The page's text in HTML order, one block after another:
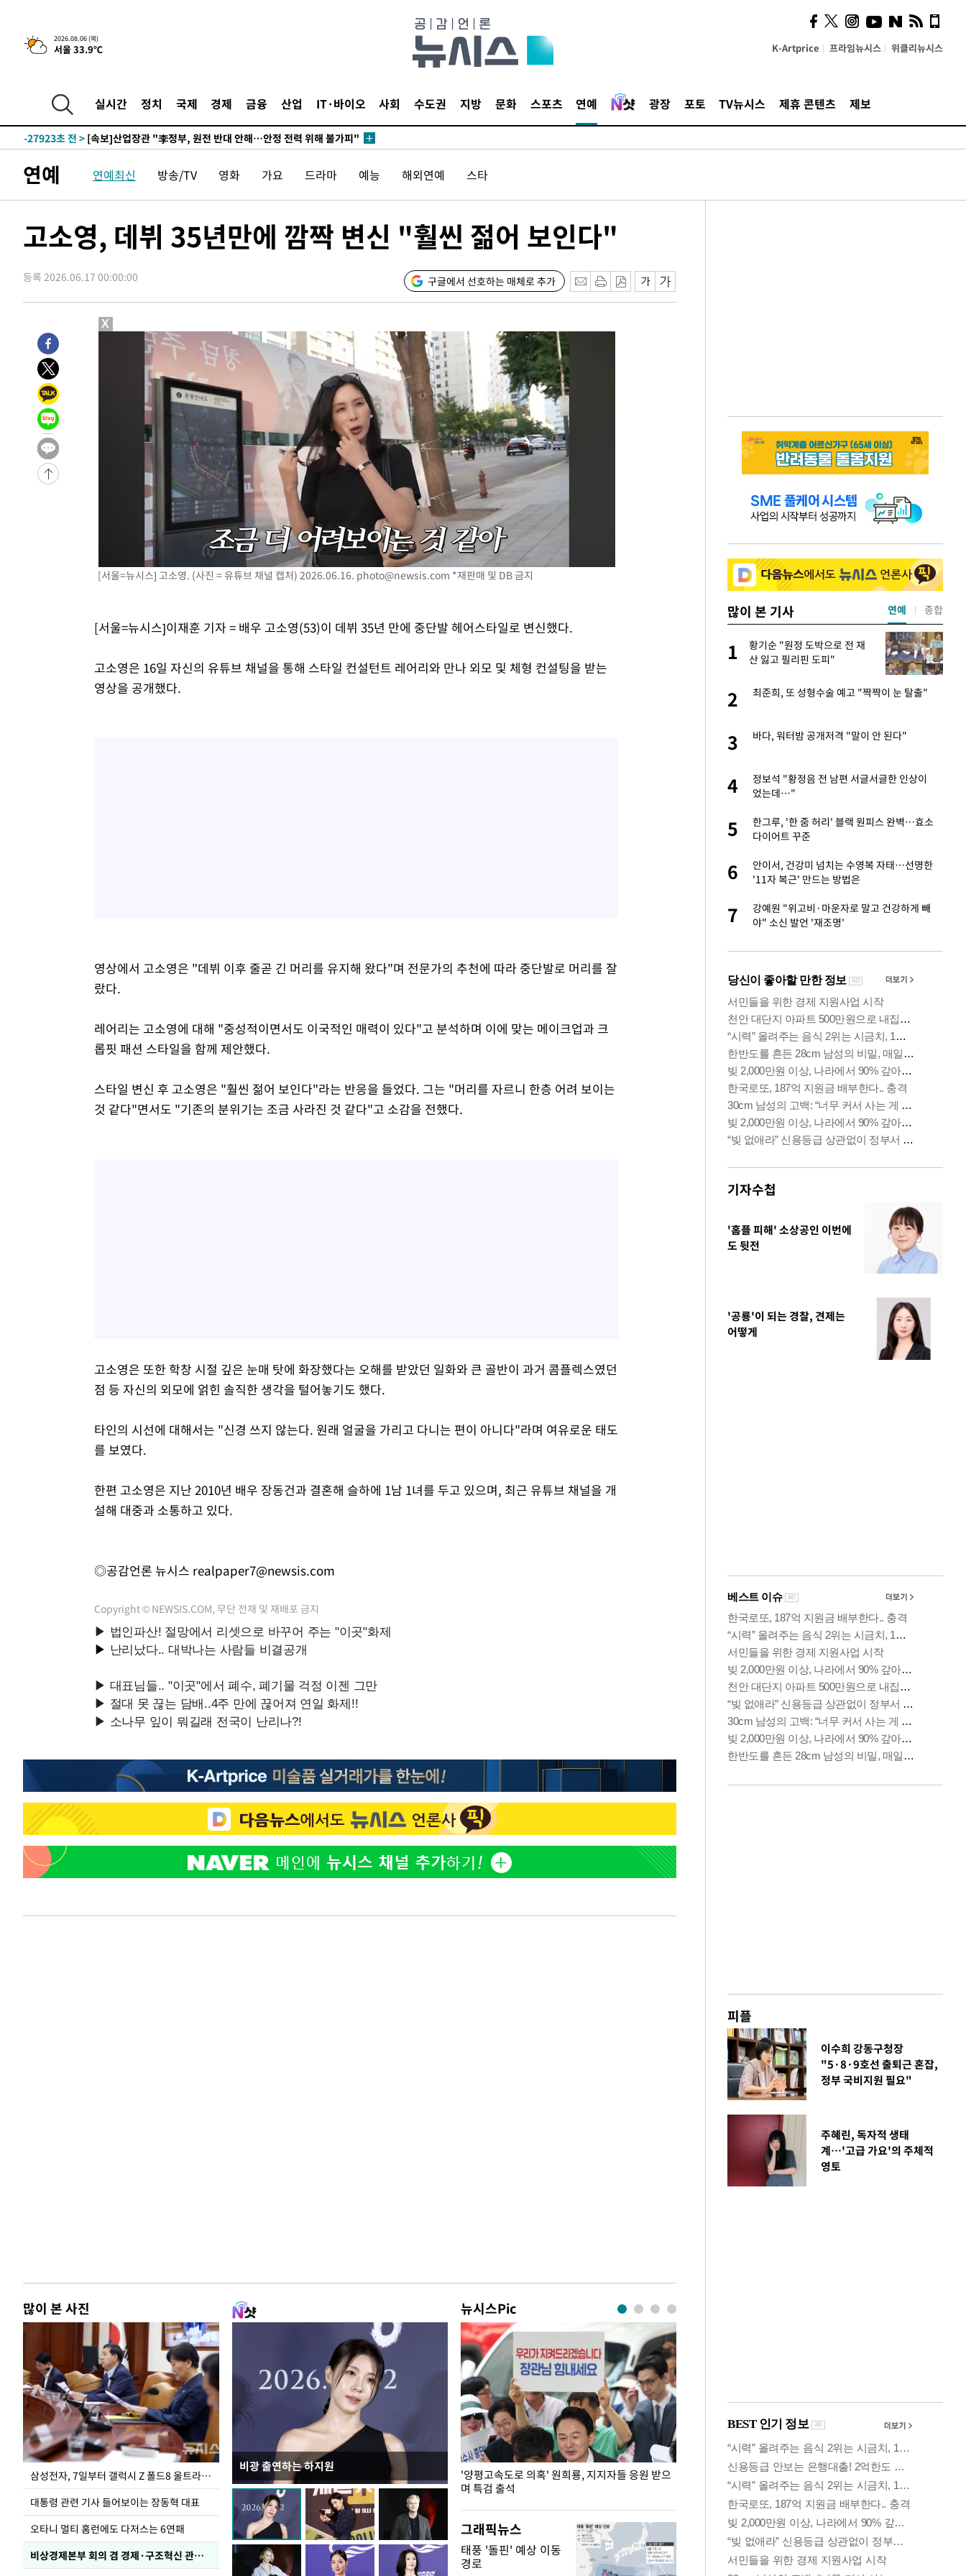
2026.08.06 (목)
서울 33.9℃ K-Artprice 프라임뉴시스 위클리뉴시스
실시간 정치 국제 경제 금융 산업 IT·바이오 사회 수도권 지방 문화 스포츠 연예 광장 포토 TV뉴시스 제휴 콘텐츠 제보
2시간 전 >[속보] "이란-오만, 호르무즈 해협 통행 항로 합의" 이란 외무부 대변인
-31425초 전 >
트럼프, 한국계 진보 주지사 후보 맹공…"공산주의가 최대 위협"
-31403초 전 >
-27923초 전 > [속보]산업장관 "李정부, 원전 반대 안해…안정 전력 위해 불가피"
색
-26007초 전 >
[속보]산업장관 "美무역법 제301조 과잉생산 결과 발표 8월 중 예
-25800초 전 >[속보]코스피 매도사이드카 발동…4%대 급락
-22633초 전 >서울 열대야 15일째 지속…비공식 '초열대야' 30도 넘어
-21183초 전 >[속보]코스피, 119.51포인트(1.81%) 내린 6478.75 개장
-17630초 전 >6월 경상수지 497.3억 달러…두 달 연속 사상 최대
서울 낮 39도 '폭염중대경보'…40도 관측 가능성도
-14943초 전 >
미 워싱턴주 스포캔 시의 통제불능 3개 산불, 방화선 일부 구축
-7116초 전 >
[속보] 호르무즈 해협 이란-오만 협상 기대속 뉴욕증시 혼조 마감 다
우 0.49%↑
-5471초 전 >
[속보] 이란 대통령 "지금 최고지도자와 소통하기가 매우 어려워" 취
임 3년 인터뷰
2시간 전 >
[속보] "이란-오만, 호르무즈 해협 통행 항로 합의" 이란 외무부 대변인
-31788초 전 >
내일까지 39도 '펄펄'…기상청 "태풍 지나며 폭염 잠시 꺾인다"
-31425초 전 >
트럼프, 한국계 진보 주지사 후보 맹공…"공산주의가 최대 위협"
-31403초 전 >
"美간섭에 합의 지연"…트럼프, '이란 호르무즈 통제권' 수용할까
-27923초 전 >
[속보]산업장관 "李정부, 원전 반대 안해…안정 전력 위해 불가피"
[속보]경찰, '홍명보 선임 논란' 대한축구협회·축구회관 등 압수수
[속보]산업장관 "美무역법 제301조 과잉생산 결과 발표 8월 중 예
[속보]코스피 매도사이드카 발동…4%대 급락
[속보]전남광주 초대 시민추천 부시장에 백승주·윤난실
서울 열대야 15일째 지속…비공식 '초열대야' 30도 넘어
[속보]코스피, 119.51포인트(1.81%) 내린 6478.75 개장
서울 낮 39도 '폭염중대경보'…40도 관측 가능성도
미 워싱턴주 스포캔 시의 통제불능 3개 산불, 방화선 일부 구축
연예 연예최신 방송/TV 영화 가요 드라마 예능 해외연예 스타
고소영, 데뷔 35년만에 깜짝 변신 "훨씬 젊어 보인다"
등록 2026.06.17 00:00:00 구글에서 선호하는 매체로 추가
[서울=뉴시스] 고소영. (사진 = 유튜브 채널 캡처) 2026.06.16. photo@newsis.com *재판매 및 DB 금지
[서울=뉴시스]이재훈 기자 = 배우 고소영(53)이 데뷔 35년 만에 중단발 헤어스타일로 변신했다.
고소영은 16일 자신의 유튜브 채널을 통해 스타일 컨설턴트 레어리와 만나 외모 및 체형 컨설팅을 받는
영상을 공개했다.
영상에서 고소영은 "데뷔 이후 줄곧 긴 머리를 유지해 왔다"며 전문가의 추천에 따라 중단발로 머리를 잘
랐다.
레어리는 고소영에 대해 "중성적이면서도 이국적인 매력이 있다"고 분석하며 이에 맞는 메이크업과 크
롭핏 패션 스타일을 함께 제안했다.
스타일 변신 후 고소영은 "훨씬 젊어 보인다"라는 반응을 들었다. 그는 "머리를 자르니 한층 어려 보이는
것 같다"면서도 "기존의 분위기는 조금 사라진 것 같다"고 소감을 전했다.
고소영은 또한 학창 시절 깊은 눈매 탓에 화장했다는 오해를 받았던 일화와 큰 골반이 과거 콤플렉스였던
점 등 자신의 외모에 얽힌 솔직한 생각을 털어놓기도 했다.
타인의 시선에 대해서는 "신경 쓰지 않는다. 원래 얼굴을 가리고 다니는 편이 아니다"라며 여유로운 태도
를 보였다.
한편 고소영은 지난 2010년 배우 장동건과 결혼해 슬하에 1남 1녀를 두고 있으며, 최근 유튜브 채널을 개
설해 대중과 소통하고 있다.
◎공감언론 뉴시스 realpaper7@newsis.com
Copyright © NEWSIS.COM, 무단 전재 및 재배포 금지
많이 본 사진
삼성전자, 7일부터 갤럭시 Z 폴드8 울트라·폴드8·플립8 출시
대통령 관련 기사 들어보이는 장동혁 대표
오타니 멀티 홈런에도 다저스는 6연패
비상경제본부 회의 겸 경제·구조혁신 관계장관회의
비광 출연하는 하지원
뉴시스Pic
이재명 대통령, "수사·기소 분리 관련 대비책 최
선 다해 강구해야"
'양평고속도로 의혹' 원희룡, 지지자들 응원 받으
며 특검 출석
정동영, 조현 '이상주의' 발언에 "이상이 있어야
장동혁 "李 대
하다"
그래픽뉴스
태풍 '돌핀' 예상 이동
경로
많이 본 기사
다…AI 로봇 연 1000대 보급
추진
1
황기순 "원정 도박으로 전 재
산 잃고 필리핀 도피"
2 최준희, 또 성형수술 예고 "짝짝이 눈 탈출"
3 바다, 워터밤 공개저격 "말이 안 된다"
4
정보석 "황정음 전 남편 서글서글한 인상이
었는데…"
5
한그루, '한 줌 허리' 블랙 원피스 완벽…효소
다이어트 꾸준
6
안이서, 건강미 넘치는 수영복 자태…선명한
'11자 복근' 만드는 방법은
7
강예원 "위고비·마운자로 말고 건강하게 빼
야" 소신 발언 '재조명'
연예 종합
기자수첩
'홈플 피해' 소상공인 이번에
도 뒷전
'공룡'이 되는 경찰, 견제는
어떻게
피플
이수희 강동구청장
"5·8·9호선 출퇴근 혼잡,
정부 국비지원 필요"
주혜린, 독자적 생태
계…'고급 가요'의 주체적
영토
X